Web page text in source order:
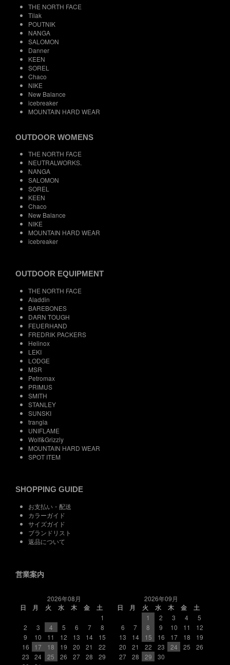
THE NORTH FACE
Tilak
POUTNIK
NANGA
SALOMON
Danner
KEEN
SOREL
Chaco
NIKE
New Balance
icebreaker
MOUNTAIN HARD WEAR
OUTDOOR WOMENS
THE NORTH FACE
NEUTRALWORKS.
NANGA
SALOMON
SOREL
KEEN
Chaco
New Balance
NIKE
MOUNTAIN HARD WEAR
icebreaker
OUTDOOR EQUIPMENT
THE NORTH FACE
Aladdin
BAREBONES
DARN TOUGH
FEUERHAND
FREDRIK PACKERS
Helinox
LEKI
LODGE
MSR
Petromax
PRIMUS
SMITH
STANLEY
SUNSKI
trangia
UNIFLAME
Wolf&Grizzly
MOUNTAIN HARD WEAR
SPOT ITEM
SHOPPING GUIDE
お支払い・配送
カラーガイド
サイズガイド
ブランドリスト
返品について
営業案内
2026年08月
日
月 火 水 木 金
土
1
2
3 4 5 6 7
8
9
10 11 12 13 14
15
16
17 18 19 20 21
22
23
24 25 26 27 28
29
2026年09月
日
月 火 水 木 金
土
1
2 3 4
5
6
7 8 9 10 11
12
13
14 15 16 17 18
19
20
21 22 23 24 25
26
27
28 29 30